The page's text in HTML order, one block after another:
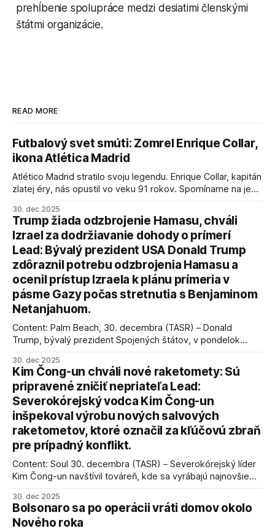
prehĺbenie spolupráce medzi desiatimi členskými
štátmi organizácie.
READ MORE
Futbalový svet smúti: Zomrel Enrique Collar,
ikona Atlética Madrid
Atlético Madrid stratilo svoju legendu. Enrique Collar, kapitán
zlatej éry, nás opustil vo veku 91 rokov. Spomíname na jeho
30. dec 2025
Trump žiada odzbrojenie Hamasu, chváli
Izrael za dodržiavanie dohody o prímerí
Lead: Bývalý prezident USA Donald Trump
zdôraznil potrebu odzbrojenia Hamasu a
ocenil prístup Izraela k plánu prímeria v
pásme Gazy počas stretnutia s Benjaminom
Netanjahuom.
Content: Palm Beach, 30. decembra (TASR) – Donald
Trump, bývalý prezident Spojených štátov, v pondelok
kľúčové pre úspešné dosiahnutie prímeria v Gaze. Agentúra
AFP informuje, že Trump vyjadril presvedčenie, že Izrael plní
podmienky dohody o prí
30. dec 2025
Kim Čong-un chváli nové raketomety: Sú
pripravené zničiť nepriateľa Lead:
Severokórejský vodca Kim Čong-un
inšpekoval výrobu nových salvových
raketometov, ktoré označil za kľúčovú zbraň
pre prípadný konflikt.
Content: Soul 30. decembra (TASR) – Severokórejský líder
Kim Čong-un navštívil továreň, kde sa vyrábajú najnovšie
schopnosti. Informovali o tom štátne médiá KĽDR, na ktoré
sa odvoláva agentúra AFP.
30. dec 2025
Bolsonaro sa po operácii vráti domov okolo
Nového roka